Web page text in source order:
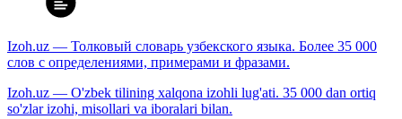
Izoh.uz — Толковый словарь узбекского языка. Более 35 000
слов с определениями, примерами и фразами.
Izoh.uz — O'zbek tilining xalqona izohli lug'ati. 35 000 dan ortiq
so'zlar izohi, misollari va iboralari bilan.